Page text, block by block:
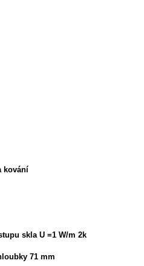
kování
skla U =1 W/m 2k
71 mm